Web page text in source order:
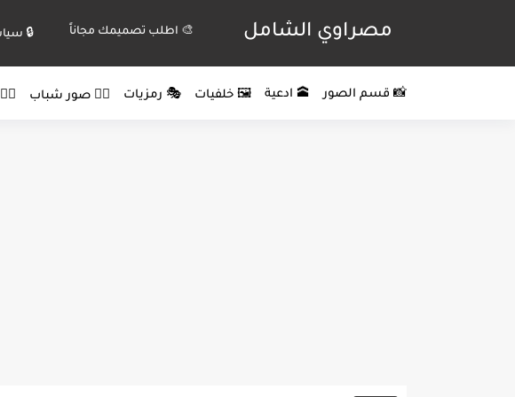
مصراوي الشامل 🎨 اطلب تصميمك مجاناً 🔒
📸 قسم الصور 🕋 ادعية 🖼️ خلفيات 🎭 رمزيات 🙍‍♂️ صور شباب